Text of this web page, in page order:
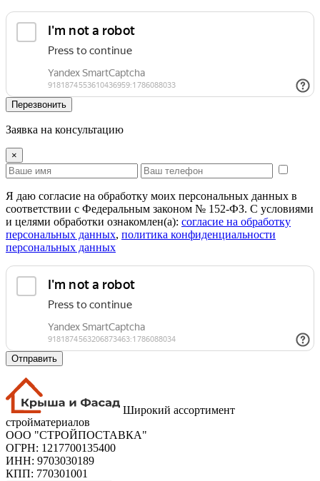
Перезвонить
Заявка на консультацию
×
Я даю согласие на обработку моих персональных данных в
соответствии с Федеральным законом № 152-ФЗ. С условиями
и целями обработки ознакомлен(а): cогласие на обработку
персональных данных, политика конфиденциальности
персональных данных
Отправить
Широкий ассортимент
стройматериалов
ООО "СТРОЙПОСТАВКА"
ОГРН: 1217700135400
ИНН: 9703030189
КПП: 770301001